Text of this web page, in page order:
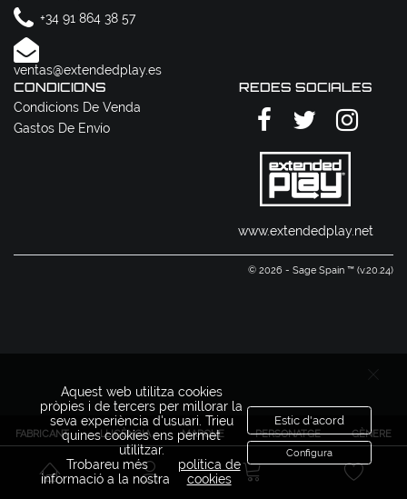
FABRICANT LLICÈNCIA MARQUE PERSONATGE GÈNERE
+34 91 864 38 57
ventas@extendedplay.es
CONDICIONS
Condicions De Venda
Gastos De Envío
REDES SOCIALES
www.extendedplay.net
© 2026 - Sage Spain ™ (v.20.24)
Aquest web utilitza cookies
pròpies i de tercers per millorar la
seva experiència d'usuari. Trieu
quines cookies ens permet
utilitzar.
Trobareu més
informació a la nostra
política de
cookies
Estic d'acord
Configura